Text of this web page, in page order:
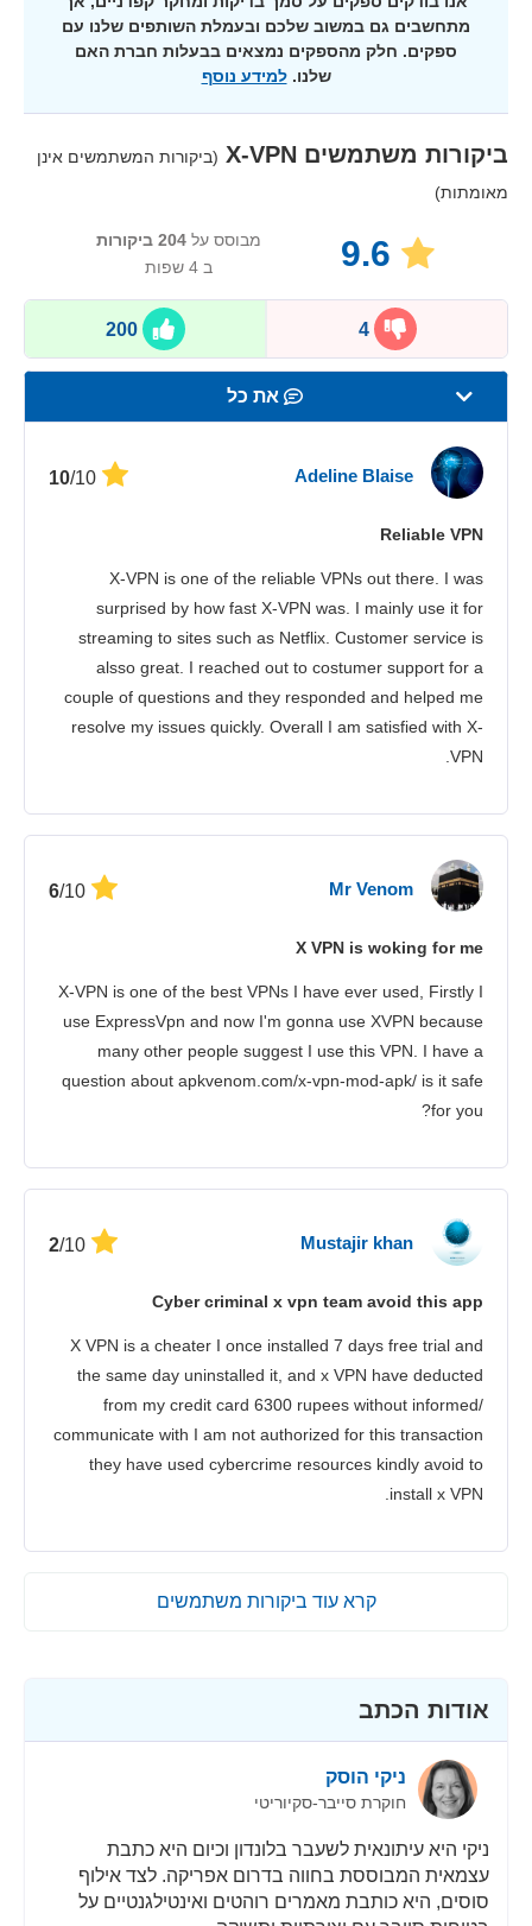
מתחשבים גם במשוב שלכם ובעמלת השותפים שלנו עם
ספקים. חלק מהספקים נמצאים בבעלות חברת האם
שלנו.למידע נוסף
ביקורות משתמשים X-VPN (ביקורות המשתמשים אינן
מאומתות)
9.6 מבוסס על 204ביקורות
ב 4 שפות
200 4
את כל
שירות לקוחות
Adeline Blaise
/10
Reliable VPN
X-VPN is one of the reliable VPNs out there. I was
surprised by how fast X-VPN was. I mainly use it for
streaming to sites such as Netflix. Customer service is
alsso great. I reached out to costumer support for a
couple of questions and they responded and helped me
resolve my issues quickly. Overall I am satisfied with X-
VPN.
Mr Venom
/10
X VPN is woking for me
X-VPN is one of the best VPNs I have ever used, Firstly I
use ExpressVpn and now I'm gonna use XVPN because
many other people suggest I use this VPN. I have a
question about apkvenom.com/x-vpn-mod-apk/ is it safe
for you?
Mustajir khan
/10
Cyber criminal x vpn team avoid this app
X VPN is a cheater I once installed 7 days free trial and
the same day uninstalled it, and x VPN have deducted
from my credit card 6300 rupees without informed/
communicate with I am not authorized for this transaction
they have used cybercrime resources kindly avoid to
install x VPN.
קרא עוד ביקורות משתמשים
אודות הכתב
ניקי הוסק
חוקרת סייבר-סקיוריטי
ניקי היא עיתונאית לשעבר בלונדון וכיום היא כתבת
עצמאית המבוססת בחווה בדרום אפריקה. לצד אילוף
סוסים, היא כותבת מאמרים רוהטים ואינטילגנטיים על